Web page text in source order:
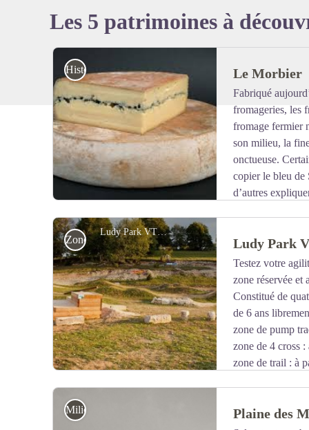
Les 5 patrimoines à
Voir l'image en plein écran
Histoire et Patrimoine Le Morbier
Fabriqué
fromageries, les
fromage fermier
son milieu, la
onctueuse.
copier le bleu de
d’autres
Ludy Park VTT -
Zone ludique Ludy Park
Testez votre
zone réservée et
Constitué de
de 6 ans
zone de pump
zone de 4 cross
zone de trail : à
Milieux naturels Plaine des